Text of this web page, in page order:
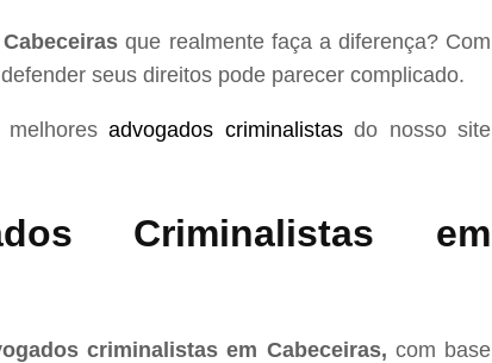
que realmente faça a diferença? Com
seus direitos pode parecer complicado.
melhoresadvogados criminalistasdo nosso site
Criminalistas em
criminalistas em Cabeceiras, com base